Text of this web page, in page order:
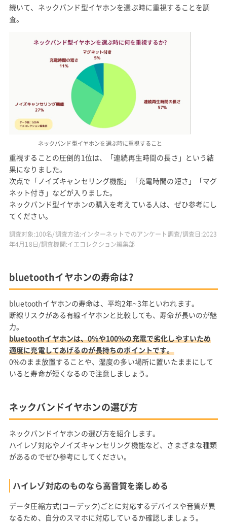
続いて、ネックバンド型イヤホンを選ぶ時に重視することを調
査。
ネックバンド型イヤホンを選ぶ時に重視すること
重視することの圧倒的1位は、「連続再生時間の長さ」という結
果になりました。
次点で「ノイズキャンセリング機能」「充電時間の短さ」「マグ
ネット付き」などが入りました。
ネックバンド型イヤホンの購入を考えている人は、ぜひ参考にし
てください。
調査対象:100名/調査方法:インターネットでのアンケート調査/調査日:2023
年4月18日/調査機関:イエコレクション編集部
bluetoothイヤホンの寿命は?
bluetoothイヤホンの寿命は、平均2年~3年といわれます。
断線リスクがある有線イヤホンと比較しても、寿命が長いのが魅
力。
bluetoothイヤホンは、0%や100%の充電で劣化しやすいため
適度に充電してあげるのが長持ちのポイントです。
0%のまま放置することや、湿度の多い場所に置いたままにして
いると寿命が短くなるので注意しましょう。
ネックバンドイヤホンの選び方
ネックバンドイヤホンの選び方を紹介します。
ハイレゾ対応やノイズキャンセリング機能など、さまざまな種類
があるのでぜひ参考にしてください。
ハイレゾ対応のものなら高音質を楽しめる
データ圧縮方式(コーデック)ごとに対応するデバイスや音質が異
なるため、自分のスマホに対応しているか確認しましょう。